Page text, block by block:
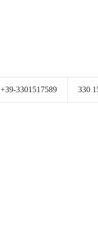
+39-3301517589 330